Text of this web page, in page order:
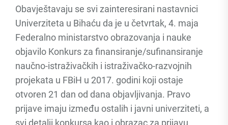
Obavještavaju se svi zainteresirani nastavnici
Univerziteta u Bihaću da je u četvrtak, 4. maja
Federalno ministarstvo obrazovanja i nauke
objavilo Konkurs za finansiranje/sufinansiranje
naučno-istraživačkih i istraživačko-razvojnih
projekata u FBiH u 2017. godini koji ostaje
otvoren 21 dan od dana objavljivanja. Pravo
prijave imaju između ostalih i javni univerziteti, a
svi detalji konkursa kao i obrazac za prijavu